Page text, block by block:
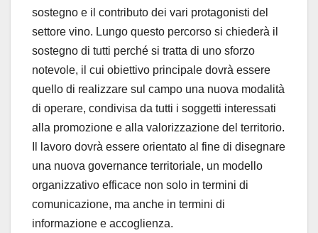
sostegno e il contributo dei vari protagonisti del
settore vino. Lungo questo percorso si chiederà il
sostegno di tutti perché si tratta di uno sforzo
notevole, il cui obiettivo principale dovrà essere
quello di realizzare sul campo una nuova modalità
di operare, condivisa da tutti i soggetti interessati
alla promozione e alla valorizzazione del territorio.
Il lavoro dovrà essere orientato al fine di disegnare
una nuova governance territoriale, un modello
organizzativo efficace non solo in termini di
comunicazione, ma anche in termini di
informazione e accoglienza.